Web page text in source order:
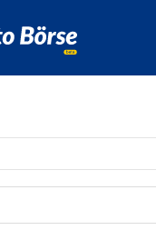
Börse,